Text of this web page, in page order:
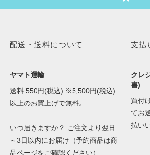
配送・送料について
ヤマト運輸
送料:550円(税込) ※5,500円(税込)
以上のお買上げで無料。
いつ届きますか？:ご注文より翌日
～3日以内にお届け（予約商品は商
品ページをご確認ください）
支払
クレ
書)
買付
てお
払い